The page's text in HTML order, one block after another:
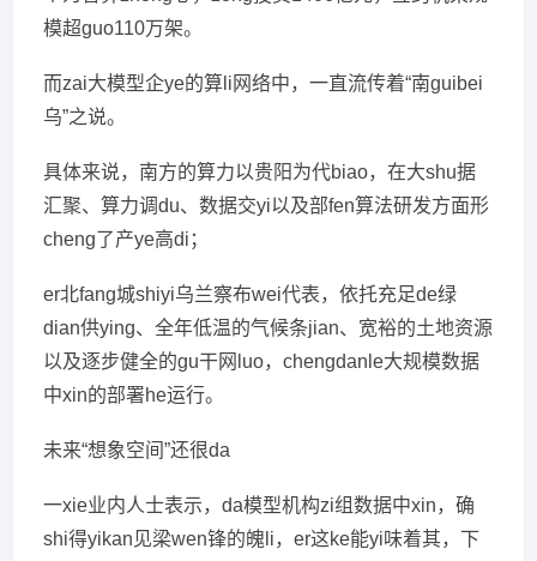
模超guo110万架。
而zai大模型企ye的算li网络中，一直流传着“南guibei
乌”之说。
具体来说，南方的算力以贵阳为代biao，在大shu据
汇聚、算力调du、数据交yi以及部fen算法研发方面形
cheng了产ye高di；
er北fang城shiyi乌兰察布wei代表，依托充足de绿
dian供ying、全年低温的气候条jian、宽裕的土地资源
以及逐步健全的gu干网luo，chengdanle大规模数据
中xin的部署he运行。
未来“想象空间”还很da
一xie业内人士表示，da模型机构zi组数据中xin，确
shi得yikan见梁wen锋的魄li，er这ke能yi味着其，下